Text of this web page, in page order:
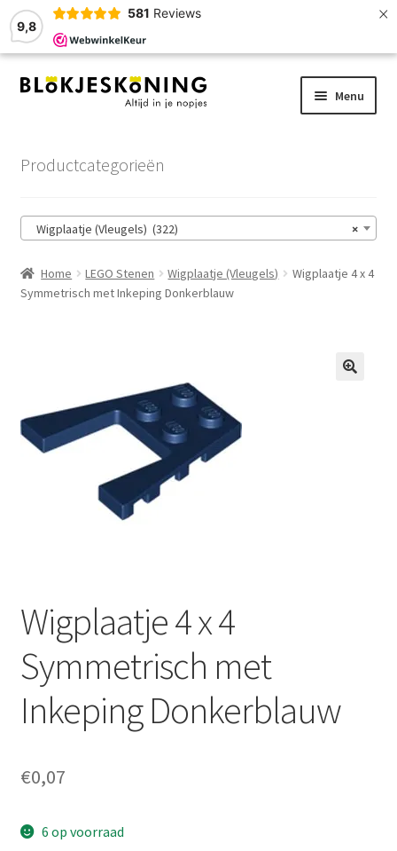
9,8
581 Reviews ×
Ga
Ga
Menu
Winkelmand
Afrekenen
Productcategorieën
×
Wigplaatje (Vleugels) (322)
Home LEGO Stenen Wigplaatje (Vleugels)
Wigplaatje 4 x 4
Symmetrisch met Inkeping Donkerblauw
Wigplaatje 4 x 4
Symmetrisch met
Inkeping Donkerblauw
€0,07
6 op voorraad